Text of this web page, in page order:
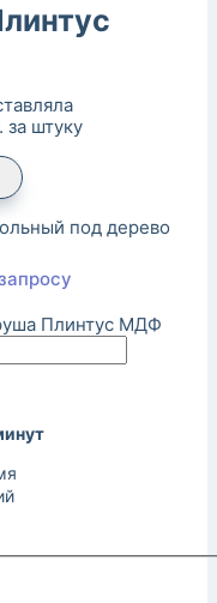
за штуку
под дерево
Плинтус МДФ